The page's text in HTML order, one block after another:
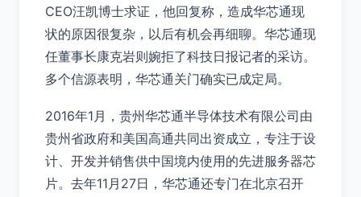
CEO汪凯博士求证，他回复称，造成华芯通现
状的原因很复杂，以后有机会再细聊。华芯通现
任董事长康克岩则婉拒了科技日报记者的采访。
多个信源表明，华芯通关门确实已成定局。
2016年1月，贵州华芯通半导体技术有限公司由
贵州省政府和美国高通共同出资成立，专注于设
计、开发并销售供中国境内使用的先进服务器芯
片。去年11月27日，华芯通还专门在北京召开